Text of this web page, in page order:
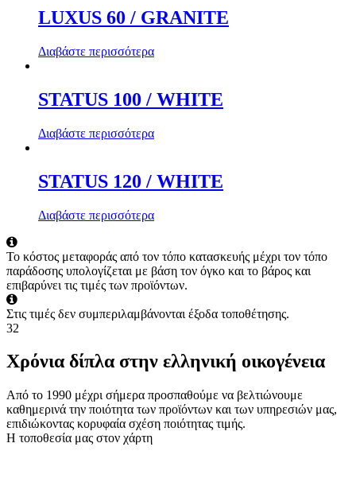
LUXUS 60 / GRANITE
Διαβάστε περισσότερα
STATUS 100 / WHITE
Διαβάστε περισσότερα
STATUS 120 / WHITE
Διαβάστε περισσότερα
Το κόστος μεταφοράς από τον τόπο κατασκευής μέχρι τον τόπο
παράδοσης υπολογίζεται με βάση τον όγκο και το βάρος και
επιβαρύνει τις τιμές των προϊόντων.
Στις τιμές δεν συμπεριλαμβάνονται έξοδα τοποθέτησης.
32
Χρόνια δίπλα στην ελληνική οικογένεια
Από το 1990 μέχρι σήμερα προσπαθούμε να βελτιώνουμε
καθημερινά την ποιότητα των προϊόντων και των υπηρεσιών μας,
επιδιώκοντας κορυφαία σχέση ποιότητας τιμής.
Η τοποθεσία μας στον χάρτη